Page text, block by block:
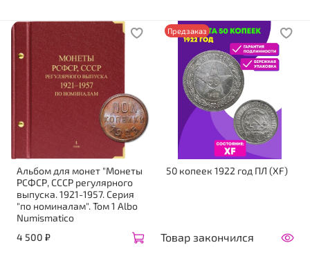
Альбом для монет "Монеты
РСФСР, СССР регулярного
выпуска. 1921-1957. Серия
"по номиналам". Том 1 Albo
Numismatico
4 500 ₽
Предзаказ
50 копеек 1922 год ПЛ (XF)
Товар закончился